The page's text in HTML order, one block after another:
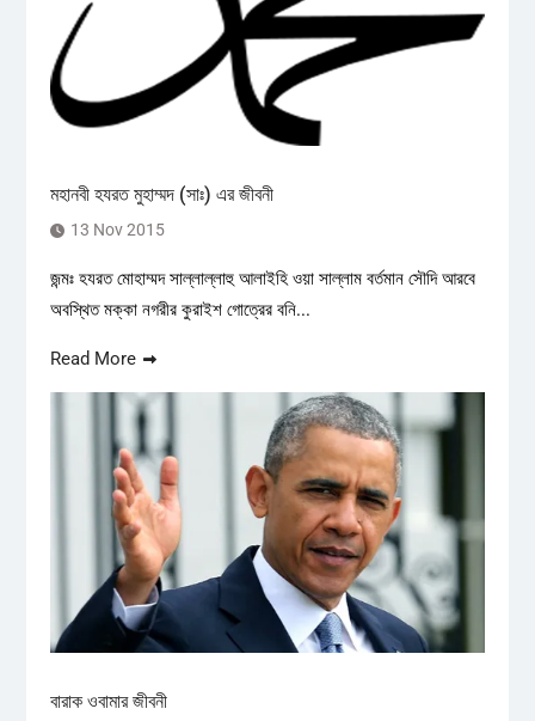
মহানবী হযরত মুহাম্মদ (সাঃ) এর জীবনী
13 Nov 2015
জন্মঃ হযরত মোহাম্মদ সাল্লাল্লাহু আলাইহি ওয়া সাল্লাম বর্তমান সৌদি আরবে
অবস্থিত মক্কা নগরীর কুরাইশ গোত্রের বনি...
Read More
বারাক ওবামার জীবনী